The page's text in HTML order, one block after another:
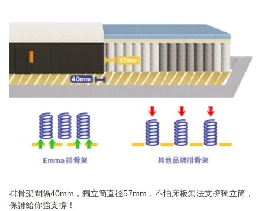
排骨架間隔40mm，獨立筒直徑57mm，不怕床板無法支撐獨立筒，
保證給你強支撐！